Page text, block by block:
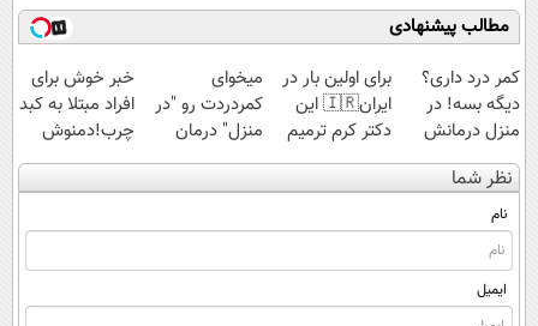
مطالب پیشنهادی
کمر درد داری؟
دیگه بسه! در
منزل درمانش
کن
(◀پرسش‌نامه)
برای اولین بار در
ایران🇮🇷 این
دکتر کرم ترمیم
کننده 23 روزه
ساخت!
میخوای
کمردردت رو "در
منزل" درمان
کنی؟ (◂فیلم +
◂پرسش‌نامه)
خبر خوش برای
افراد مبتلا به کبد
چرب!دمنوش
سم زدای کبد
با55%تخفیف
نظر شما
نام
ایمیل